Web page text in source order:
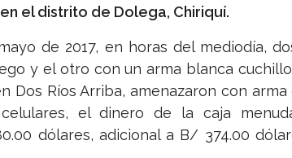
el distrito de Dolega, Chiriquí.
de 2017, en horas del mediodía,
y el otro con un arma blanca
Dos Ríos Arriba, amenazaron con
el dinero de la caja
dólares, adicional a B/ 374.00